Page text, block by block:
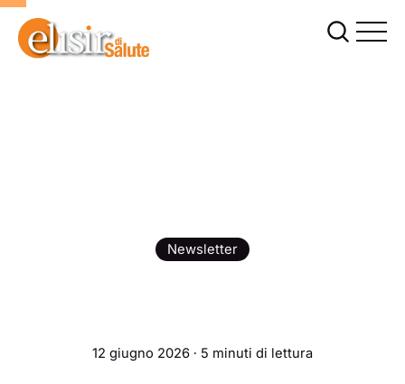
Newsletter
12 giugno 2026 ∙ 5 minuti di lettura